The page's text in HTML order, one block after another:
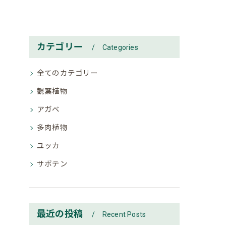
カテゴリー Categories
全てのカテゴリー
観葉植物
アガベ
多肉植物
ユッカ
サボテン
最近の投稿 Recent Posts